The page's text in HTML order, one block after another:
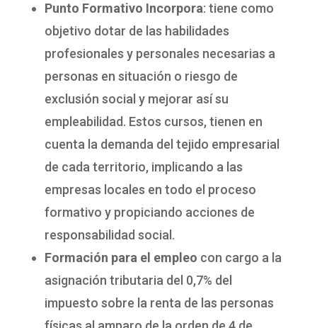
Punto Formativo Incorpora: tiene como
objetivo dotar de las habilidades
profesionales y personales necesarias a
personas en situación o riesgo de
exclusión social y mejorar así su
empleabilidad. Estos cursos, tienen en
cuenta la demanda del tejido empresarial
de cada territorio, implicando a las
empresas locales en todo el proceso
formativo y propiciando acciones de
responsabilidad social.
Formación para el empleo con cargo a la
asignación tributaria del 0,7% del
impuesto sobre la renta de las personas